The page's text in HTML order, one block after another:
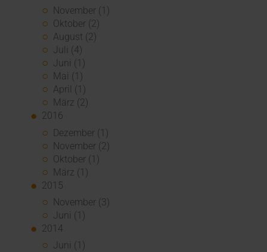
November (1)
Oktober (2)
August (2)
Juli (4)
Juni (1)
Mai (1)
April (1)
März (2)
2016
Dezember (1)
November (2)
Oktober (1)
März (1)
2015
November (3)
Juni (1)
2014
Juni (1)